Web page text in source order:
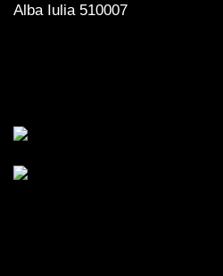
Alba Iulia 510007